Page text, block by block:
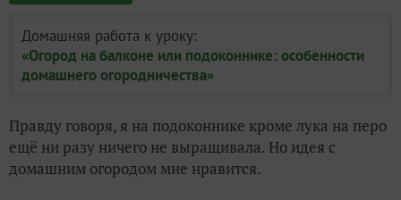
Домашняя работа к уроку:
«Огород на балконе или подоконнике: особенности
домашнего огородничества»
Правду говоря, я на подоконнике кроме лука на перо
ещё ни разу ничего не выращивала. Но идея с
домашним огородом мне нравится.